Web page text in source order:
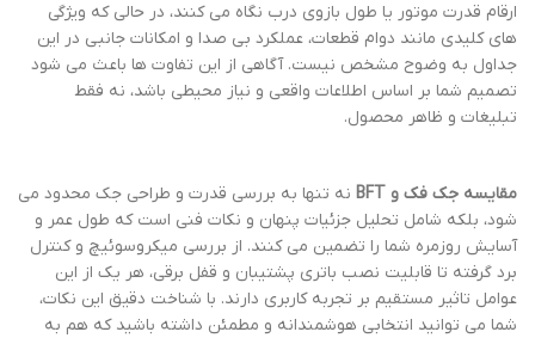
ارقام قدرت موتور یا طول بازوی درب نگاه می کنند، در حالی که ویژگی
های کلیدی مانند دوام قطعات، عملکرد بی صدا و امکانات جانبی در این
جداول به وضوح مشخص نیست. آگاهی از این تفاوت ها باعث می شود
تصمیم شما بر اساس اطلاعات واقعی و نیاز محیطی باشد، نه فقط
تبلیغات و ظاهر محصول.
مقایسه جک فک و BFT
نه تنها به بررسی قدرت و طراحی جک محدود می
شود، بلکه شامل تحلیل جزئیات پنهان و نکات فنی است که طول عمر و
آسایش روزمره شما را تضمین می کنند. از بررسی میکروسوئیچ و کنترل
برد گرفته تا قابلیت نصب باتری پشتیبان و قفل برقی، هر یک از این
عوامل تاثیر مستقیم بر تجربه کاربری دارند. با شناخت دقیق این نکات،
شما می توانید انتخابی هوشمندانه و مطمئن داشته باشید که هم به